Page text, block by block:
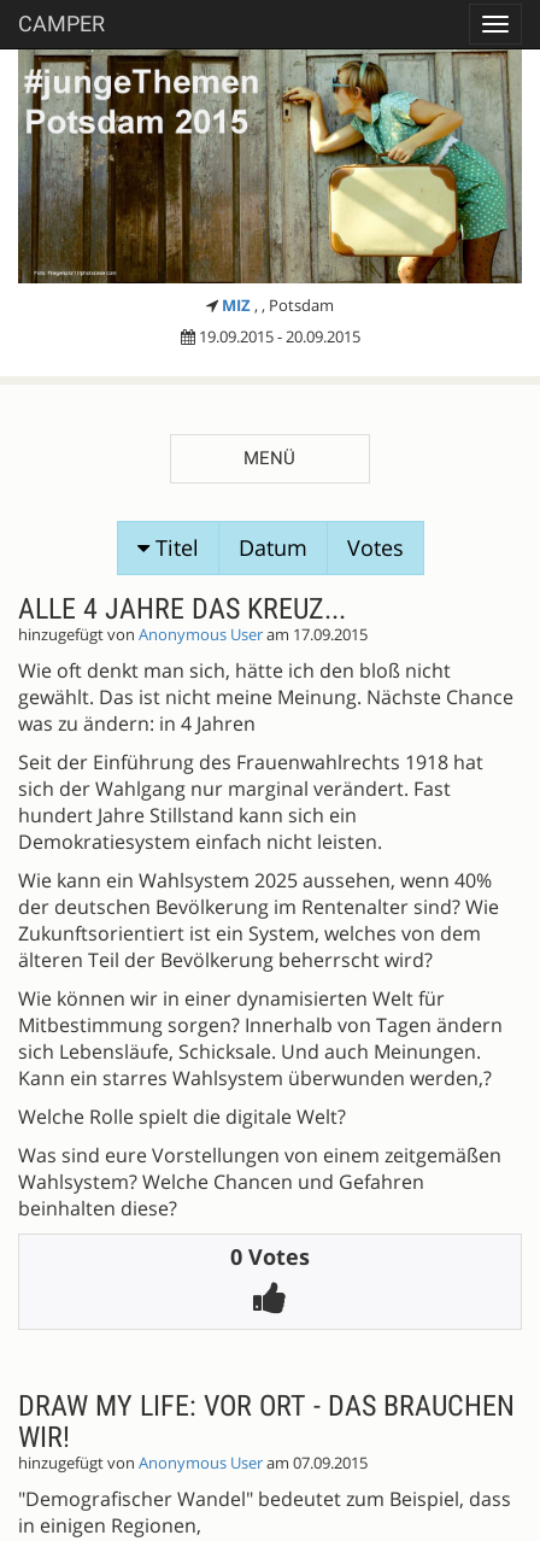
CAMPER
MIZ , , Potsdam
19.09.2015 - 20.09.2015
MENÜ
SESSIONVORSCHLÄGE
Titel Datum Votes
ALLE 4 JAHRE DAS KREUZ...
hinzugefügt von Anonymous Useram 17.09.2015
Wie oft denkt man sich, hätte ich den bloß nicht
gewählt. Das ist nicht meine Meinung. Nächste Chance
was zu ändern: in 4 Jahren
Seit der Einführung des Frauenwahlrechts 1918 hat
sich der Wahlgang nur marginal verändert. Fast
hundert Jahre Stillstand kann sich ein
Demokratiesystem einfach nicht leisten.
Wie kann ein Wahlsystem 2025 aussehen, wenn 40%
der deutschen Bevölkerung im Rentenalter sind? Wie
Zukunftsorientiert ist ein System, welches von dem
älteren Teil der Bevölkerung beherrscht wird?
Wie können wir in einer dynamisierten Welt für
Mitbestimmung sorgen? Innerhalb von Tagen ändern
sich Lebensläufe, Schicksale. Und auch Meinungen.
Kann ein starres Wahlsystem überwunden werden,?
Welche Rolle spielt die digitale Welt?
Was sind eure Vorstellungen von einem zeitgemäßen
Wahlsystem? Welche Chancen und Gefahren
beinhalten diese?
0 Votes
DRAW MY LIFE: VOR ORT - DAS BRAUCHEN
WIR!
hinzugefügt von Anonymous Useram 07.09.2015
"Demografischer Wandel" bedeutet zum Beispiel, dass
in einigen Regionen,